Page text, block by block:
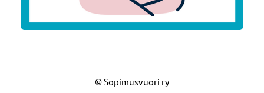
©Sopimusvuori ry